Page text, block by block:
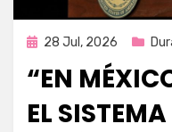
Publicada
28 Jul, 2026
“EN
EL